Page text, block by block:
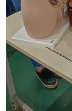
Biblioteca
Editora
Rádio
Museu